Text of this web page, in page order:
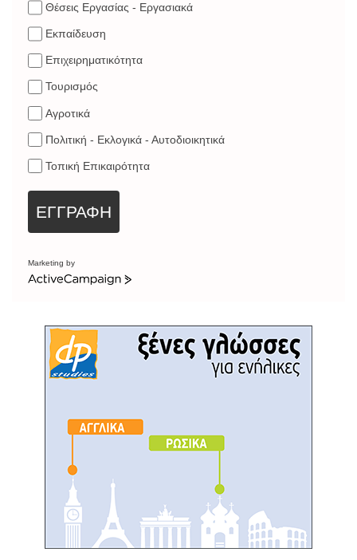
Θέσεις Εργασίας - Εργασιακά
Εκπαίδευση
Επιχειρηματικότητα
Τουρισμός
Αγροτικά
Πολιτική - Εκλογικά - Αυτοδιοικητικά
Τοπική Επικαιρότητα
ΕΓΓΡΑΦΗ
Marketing by